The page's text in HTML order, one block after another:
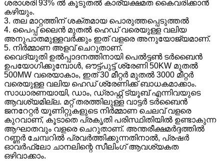
ശരാശരി 93% ൽ കൂടുതൽ കാര്യക്ഷമത കൈവരിക്കാൻ
കഴിയും.
3. തല മാറ്റത്തിന് ശക്തമായ പൊരുത്തപ്പെടുത്തൽ
4. പൈപ്പ് ലൈൻ മുതൽ ഹെഡ് വരെയുള്ള വലിയ
അനുപാതമുള്ളവർക്കും ഇത് വളരെ അനുയോജ്യമാണ്.
5. നിർമ്മാണ അളവ് ചെറുതാണ്.
വൈദ്യുതി ഉൽപ്പാദനത്തിനായി പെൽട്ടൺ ടർബൈൻ
ഉപയോഗിക്കുമ്പോൾ, ഔട്ട്‌പുട്ട് ശ്രേണി 50KW മുതൽ
500MW വരെയാകാം, ഇത് 30 മീറ്റർ മുതൽ 3000 മീറ്റർ
വരെയുള്ള വലിയ ഹെഡ് ശ്രേണിക്ക് ബാധകമാക്കാം.
സാധാരണയായി, ഡാം, ഡ്രാഫ്റ്റ് ട്യൂബ് എന്നിവയുടെ
ആവശ്യമില്ല. മറ്റ് തരത്തിലുള്ള വാട്ടർ ടർബൈൻ
ജനറേറ്റർ യൂണിറ്റുകളുടെ നിർമ്മാണ ചെലവ് വളരെ
കുറവാണ്, കൂടാതെ പ്രകൃതി പരിസ്ഥിതിയിൽ ഉണ്ടാകുന്ന
ആഘാതവും വളരെ ചെറുതാണ്. അന്തരീക്ഷമർദ്ദത്തിൽ
റണ്ണർ ചേമ്പറിൽ പ്രവർത്തിക്കുന്നതിനാൽ, പ്രഷർ
ഓവർഫ്ലോ ചാനലിന്റെ സീലിംഗ് ആവശ്യകത
ഒഴിവാക്കാം.